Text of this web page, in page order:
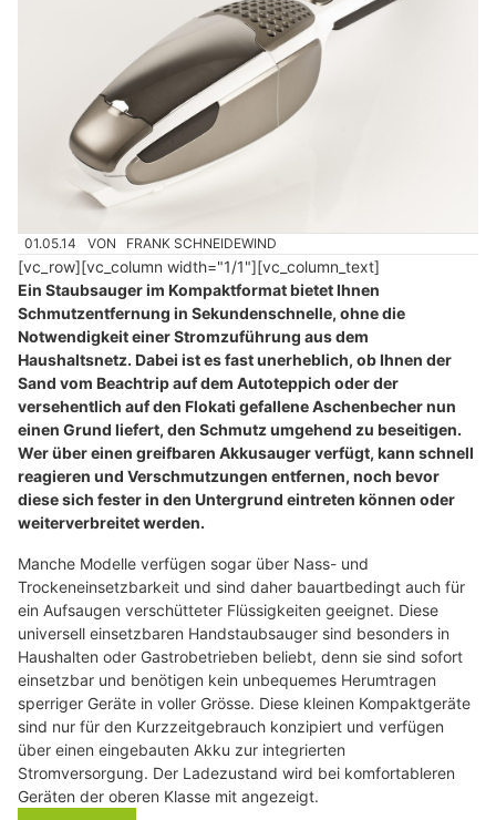
01.05.14 VON FRANK SCHNEIDEWIND
[vc_row][vc_column width="1/1"][vc_column_text]
Ein Staubsauger im Kompaktformat bietet Ihnen
Schmutzentfernung in Sekundenschnelle, ohne die
Notwendigkeit einer Stromzuführung aus dem
Haushaltsnetz. Dabei ist es fast unerheblich, ob Ihnen der
Sand vom Beachtrip auf dem Autoteppich oder der
versehentlich auf den Flokati gefallene Aschenbecher nun
einen Grund liefert, den Schmutz umgehend zu beseitigen.
Wer über einen greifbaren Akkusauger verfügt, kann schnell
reagieren und Verschmutzungen entfernen, noch bevor
diese sich fester in den Untergrund eintreten können oder
weiterverbreitet werden.
Manche Modelle verfügen sogar über Nass- und
Trockeneinsetzbarkeit und sind daher bauartbedingt auch für
ein Aufsaugen verschütteter Flüssigkeiten geeignet. Diese
universell einsetzbaren Handstaubsauger sind besonders in
Haushalten oder Gastrobetrieben beliebt, denn sie sind sofort
einsetzbar und benötigen kein unbequemes Herumtragen
sperriger Geräte in voller Grösse. Diese kleinen Kompaktgeräte
sind nur für den Kurzzeitgebrauch konzipiert und verfügen
über einen eingebauten Akku zur integrierten
Stromversorgung. Der Ladezustand wird bei komfortableren
Geräten der oberen Klasse mit angezeigt.